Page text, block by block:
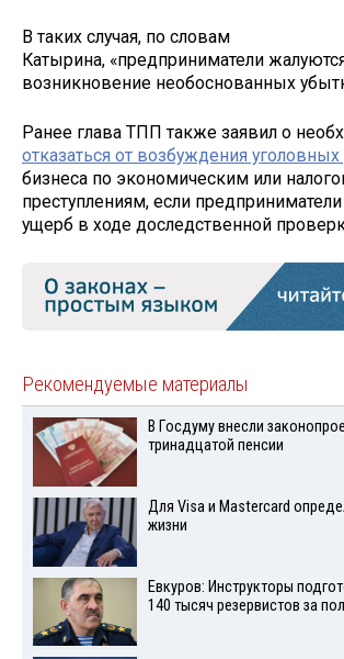
В таких случая, по словам
Катырина, «предприниматели
возникновение необоснованных
Ранее глава ТПП также заявил о
отказаться от возбуждения уголовных
бизнеса по экономическим или
преступлениям, если
ущерб в ходе доследственной
Рекомендуемые материалы
В Госдуму внесли
тринадцатой пенсии
Для Visа и Mastercard
жизни
Евкуров: Инструкторы
140 тысяч резервистов за